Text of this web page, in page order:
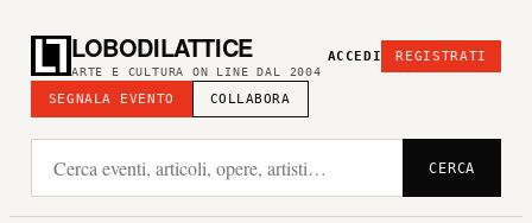
LOBODILATTICE
ARTE E CULTURA ON LINE DAL 2004
SEGNALA EVENTO COLLABORA
ACCEDI REGISTRATI
CERCA